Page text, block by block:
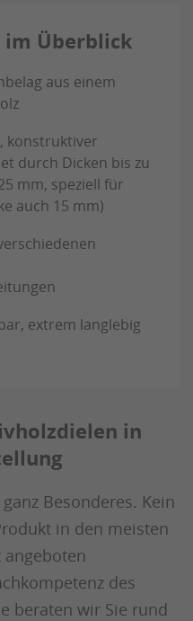
im Überblick
aus einem
konstruktiver
durch Dicken bis zu
mm, speziell für
auch 15 mm)
extrem langlebig
in
Besonderes. Kein
in den meisten
des
beraten wir Sie rund